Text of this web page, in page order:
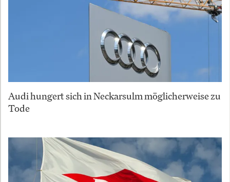
Audi hungert sich in Neckarsulm möglicherweise zu
Tode